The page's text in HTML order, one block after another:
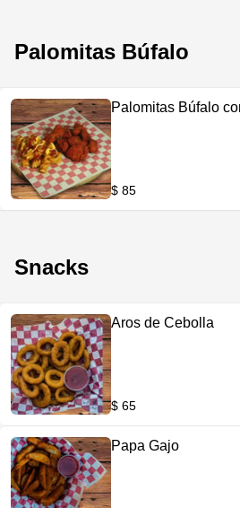
Palomitas Búfalo
Palomitas Búfalo
$ 85
Snacks
Aros de Cebolla
$ 65
Papa Gajo